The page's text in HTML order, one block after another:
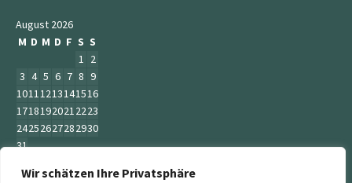
Wir schätzen Ihre Privatsphäre
August 2026
M D M D F S S
1 2
3 4 5 6 7 8 9
10111213141516
17181920212223
24252627282930
31
« Juni